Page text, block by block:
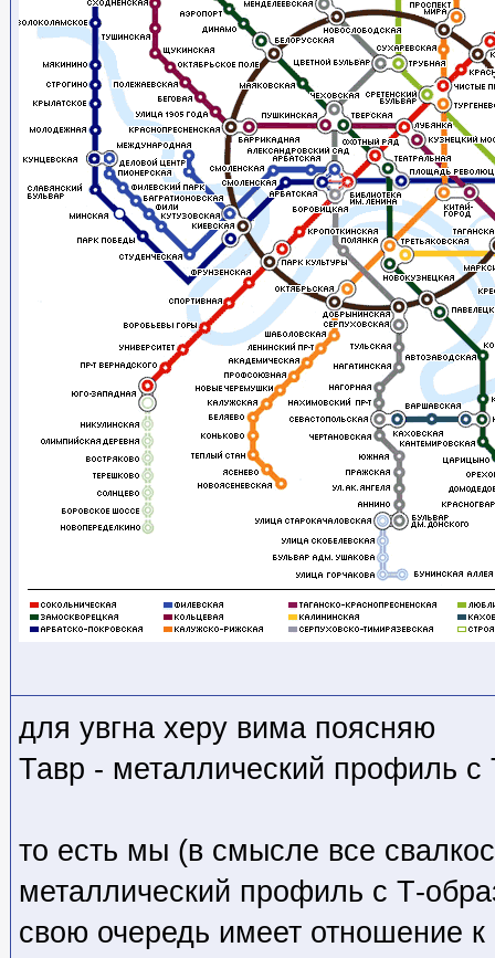
для увгна херу вима поясняю
Тавр - металлический профиль
то есть мы (в смысле все
металлический профиль с Т-
свою очередь имеет отношение